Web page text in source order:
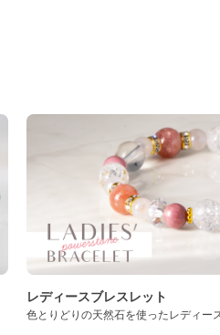
レディースブレスレット
色とりどりの天然石を使ったレディー